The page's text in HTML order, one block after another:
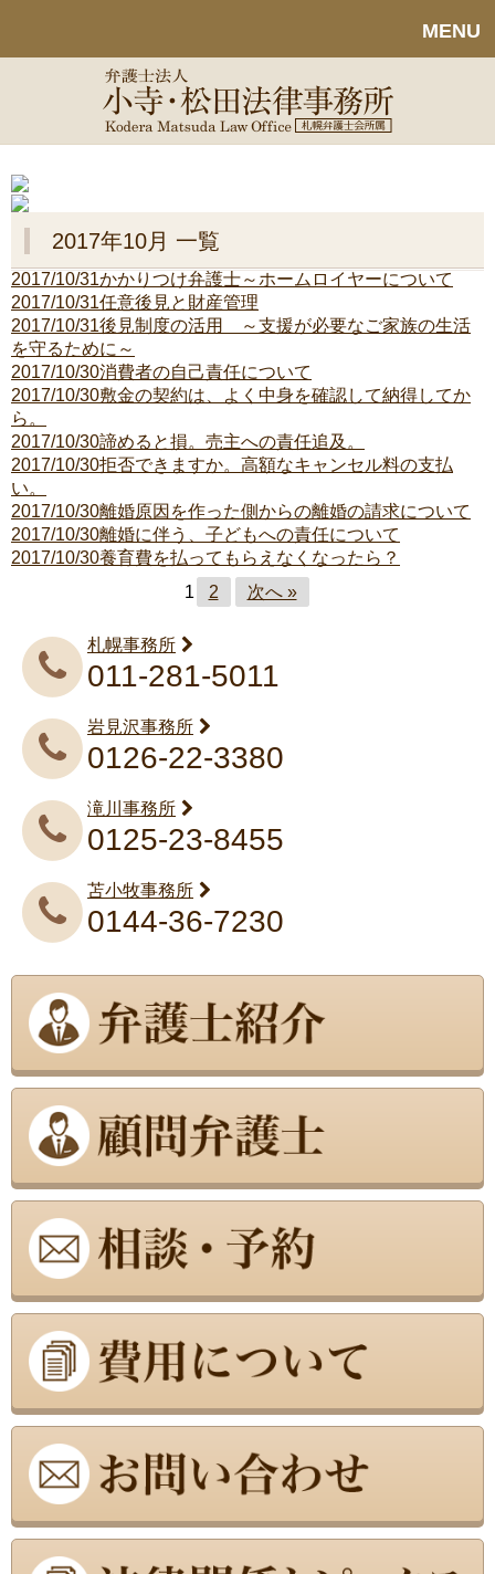
MENU
2017年10月 一覧
2017/10/31かかりつけ弁護士～ホームロイヤーについて
2017/10/31任意後見と財産管理
2017/10/31後見制度の活用 ～支援が必要なご家族の生活
を守るために～
2017/10/30消費者の自己責任について
2017/10/30敷金の契約は、よく中身を確認して納得してか
ら。
2017/10/30諦めると損。売主への責任追及。
2017/10/30拒否できますか。高額なキャンセル料の支払
い。
2017/10/30離婚原因を作った側からの離婚の請求について
2017/10/30離婚に伴う、子どもへの責任について
2017/10/30養育費を払ってもらえなくなったら？
1
2 次へ »
札幌事務所
011-281-5011
岩見沢事務所
0126-22-3380
滝川事務所
0125-23-8455
苫小牧事務所
0144-36-7230